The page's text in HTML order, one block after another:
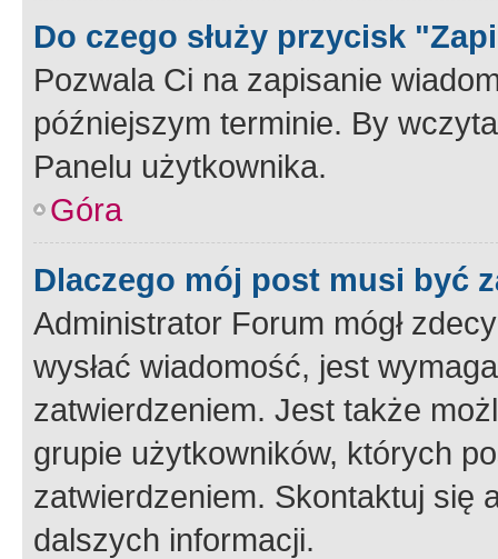
Do czego służy przycisk
Pozwala Ci na zapisanie
późniejszym terminie. By
Panelu użytkownika.
Góra
Dlaczego mój post musi być
Administrator Forum mógł
wysłać wiadomość, jest
zatwierdzeniem. Jest także
grupie użytkowników, których
zatwierdzeniem. Skontaktuj się
dalszych informacji.